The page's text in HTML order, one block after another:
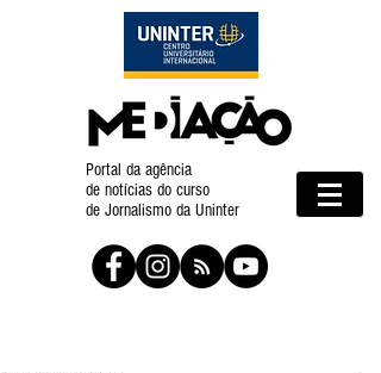
Portal da agência
de notícias do curso
de Jornalismo da Uninter